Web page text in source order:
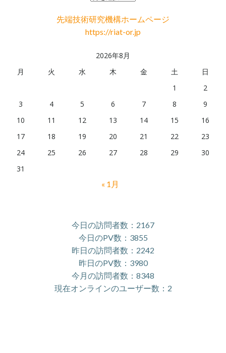
カ
イ
先端技術研究機構ホームページ
https://riat-or.jp
2026年8月
月
火 水 木 金 土
日
1
2
3
4 5 6 7 8
9
10
11 12 13 14 15
16
17
18 19 20 21 22
23
24
25 26 27 28 29
30
31
« 1月
今日の訪問者数：2167
今日のPV数：3855
昨日の訪問者数：2242
昨日のPV数：3980
今月の訪問者数：8348
現在オンラインのユーザー数：2